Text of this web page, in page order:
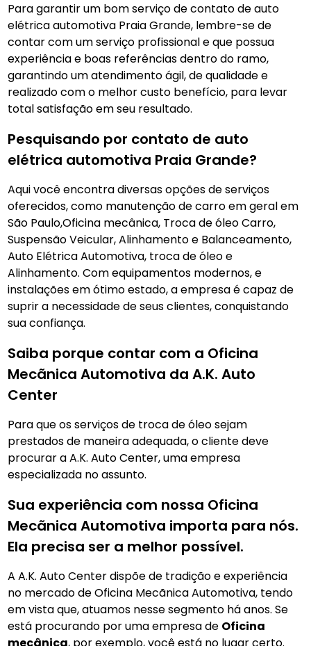
Para garantir um bom serviço de contato de auto
elétrica automotiva Praia Grande, lembre-se de
contar com um serviço profissional e que possua
experiência e boas referências dentro do ramo,
garantindo um atendimento ágil, de qualidade e
realizado com o melhor custo benefício, para levar
total satisfação em seu resultado.
Pesquisando por contato de auto
elétrica automotiva Praia Grande?
Aqui você encontra diversas opções de serviços
oferecidos, como manutenção de carro em geral em
São Paulo,Oficina mecânica, Troca de óleo Carro,
Suspensão Veicular, Alinhamento e Balanceamento,
Auto Elétrica Automotiva, troca de óleo e
Alinhamento. Com equipamentos modernos, e
instalações em ótimo estado, a empresa é capaz de
suprir a necessidade de seus clientes, conquistando
sua confiança.
Saiba porque contar com a Oficina
Mecãnica Automotiva da A.K. Auto
Center
Para que os serviços de troca de óleo sejam
prestados de maneira adequada, o cliente deve
procurar a A.K. Auto Center, uma empresa
especializada no assunto.
Sua experiência com nossa Oficina
Mecãnica Automotiva importa para nós.
Ela precisa ser a melhor possível.
A A.K. Auto Center dispõe de tradição e experiência
no mercado de Oficina Mecãnica Automotiva, tendo
em vista que, atuamos nesse segmento há anos. Se
está procurando por uma empresa de Oficina